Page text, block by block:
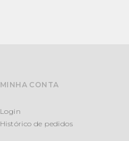
MINHA CONTA
Login
Histórico de pedidos